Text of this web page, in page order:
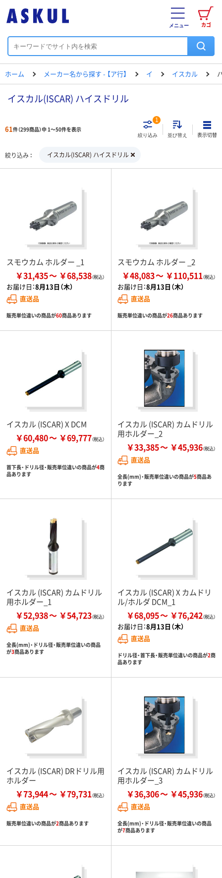
カゴ
メニュー
ホーム メーカー名から探す - 【ア行】 イ イスカル
イスカル(ISCAR) ハイスドリル
61件（299商品）中 1～50件を表示
絞り込み
1
並び替え 表示切替
絞り込み イスカル(ISCAR) ハイスドリル
スモウカム ホルダー _1
￥31,435 ￥68,538
お届け日：8月13日（木）
直送品
販売単位違いの商品が60商品あります
スモウカム ホルダー _2
￥48,083 ￥110,511
お届け日：8月13日（木）
直送品
販売単位違いの商品が26商品あります
イスカル (ISCAR) X DCM
￥60,480 ￥69,777
直送品
首下長・ドリル径・販売単位違いの商品が4商
品あります
イスカル (ISCAR) カムドリル
用ホルダー_2
￥33,385 ￥45,936
直送品
全長(mm)・販売単位違いの商品が5商品あ
ります
イスカル (ISCAR) カムドリル
用ホルダー_1
￥52,938 ￥54,723
直送品
全長(mm)・ドリル径・販売単位違いの商品
が3商品あります
イスカル (ISCAR) X カムドリ
ル/ホルダ DCM_1
￥68,095 ￥76,242
お届け日：8月13日（木）
直送品
ドリル径・首下長・販売単位違いの商品が2商
品あります
イスカル (ISCAR) DRドリル用
ホルダー
￥73,944 ￥79,731
直送品
販売単位違いの商品が2商品あります
イスカル (ISCAR) カムドリル
用ホルダー_3
￥36,306 ￥45,936
直送品
全長(mm)・ドリル径・販売単位違いの商品
が7商品あります